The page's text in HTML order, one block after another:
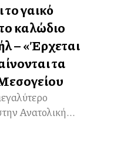
γαλλικό
καλώδιο
– «Έρχεται
τα
Ανατολική...